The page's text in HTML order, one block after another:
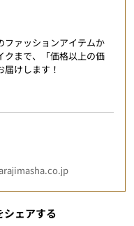
ファッションアイテムか
クまで、「価格以上の価
けします！
シェアする